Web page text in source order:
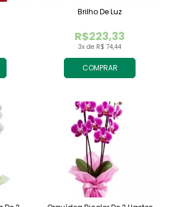
COMPRAR
3x de R$ 74,44
R$223,33
Brilho De Luz